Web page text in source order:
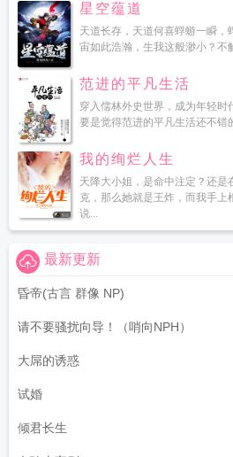
星空蕴道
天道长存，天道何喜蜉蝣一瞬
宙如此浩瀚，生我这般渺小？不
范进的平凡生活
穿入儒林外史世界，成为年轻时
要是觉得范进的平凡生活还不错
我的绚烂人生
天降大小姐，是命中注定？还
克，那么她就是王炸，而我手
说...
最新更新
昏帝(古言 群像 NP)
请不要骚扰向导！（哨向NPH）
大屌的诱惑
试婚
倾君长生